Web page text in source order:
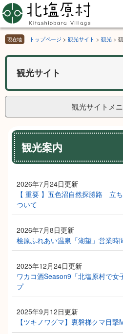
ペ
ー
ジ
の
先
頭
メ
ニ
ュ
ー
を
飛
て
本
へ
現在地 トップページ > 観光サイト > 観光 >
観光サイト
観光サイトメ
本
文
観光案内
2026年7月24日更新
【 重要 】五色沼自然探勝路 立
ついて
2026年7月8日更新
桧原ふれあい温泉「湖望」営業時
2025年12月24日更新
ワカコ酒Season9「北塩原村で
プ
2025年9月12日更新
【ツキノワグマ】裏磐梯クマ目撃